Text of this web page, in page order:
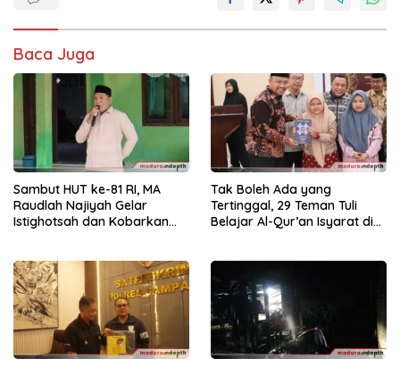
Baca Juga
Sambut HUT ke-81 RI, MA
Raudlah Najiyah Gelar
Istighotsah dan Kobarkan
Tak Boleh Ada yang
Tertinggal, 29 Teman Tuli
Belajar Al-Qur’an Isyarat di